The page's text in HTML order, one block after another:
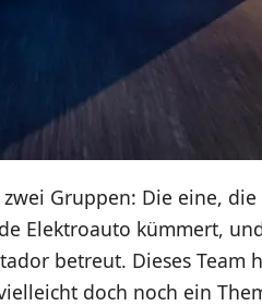
Gruppen: Die eine, die
Elektroauto kümmert,
betreut. Dieses Team
doch noch ein